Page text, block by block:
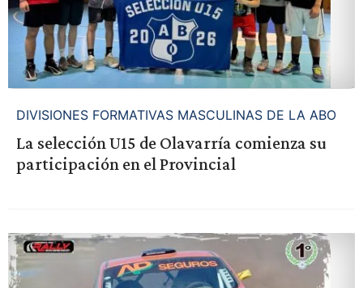
DIVISIONES FORMATIVAS MASCULINAS DE LA ABO
La selección U15 de Olavarría comienza su
participación en el Provincial